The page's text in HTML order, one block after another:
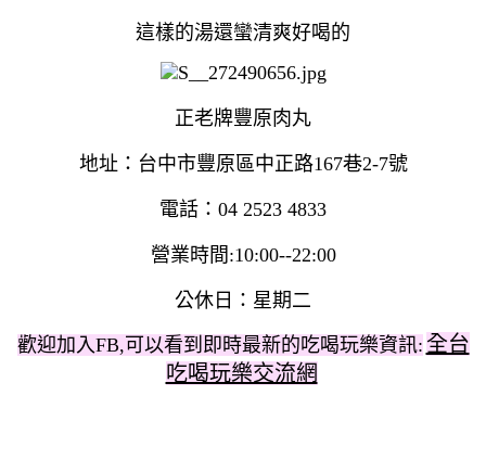
這樣的湯還蠻清爽好喝的
正老牌豐原肉丸
地址 ：台中市豐原區中正路167巷2-7號
電話：04 2523 4833
營業時間:10:00--22:00
公休日：星期二
歡迎加入FB,可以看到即時最新的吃喝玩樂資訊: 全台
吃喝玩樂交流網